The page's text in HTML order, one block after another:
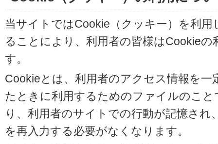
当サイトではCookie（クッキー）を利
ることにより、利用者の皆様はCookie
す。
Cookieとは、利用者のアクセス情報を
たときに利用するためのファイルのこ
り、利用者のサイトでの行動が記憶さ
を再入力する必要がなくなります。